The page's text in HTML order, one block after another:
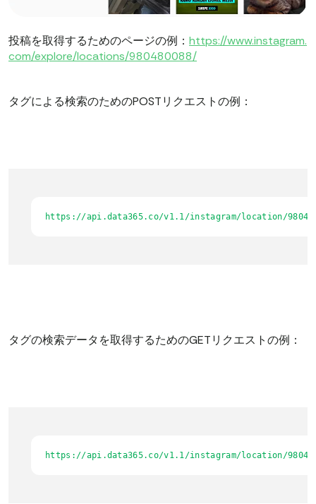
投稿を取得するためのページの例： https://www.instagram.
com/explore/locations/980480088/
タグによる検索のためのPOSTリクエストの例：
https://api.data365.co/v1.1/instagram/location/
タグの検索データを取得するためのGETリクエストの例：
https://api.data365.co/v1.1/instagram/location/